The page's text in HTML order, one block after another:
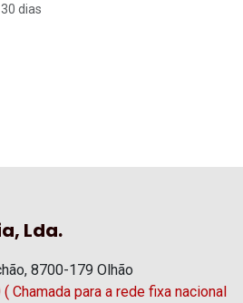
dias
Lda.
8700-179 Olhão
Chamada para a rede fixa nacional